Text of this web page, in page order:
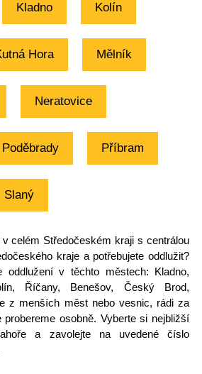
Kladno Kolín
Hora Mělník
Neratovice
Poděbrady Příbram
Slaný
celém Středočeském kraji s centrálou
kraje a potřebujete oddlužit?
oddlužení v těchto městech: Kladno,
Říčany, Benešov, Český Brod,
z menších měst nebo vesnic, rádi za
osobně. Vyberte si nejbližší
a zavolejte na uvedené číslo